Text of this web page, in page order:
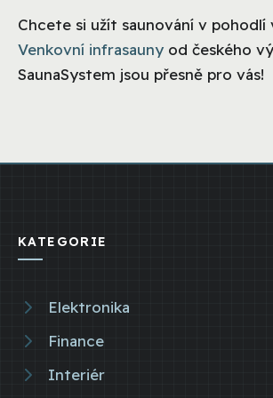
Chcete si užít saunování v pohodlí
Venkovní infrasauny od českého
SaunaSystem jsou přesně pro vás!
KATEGORIE
Elektronika
Finance
Interiér